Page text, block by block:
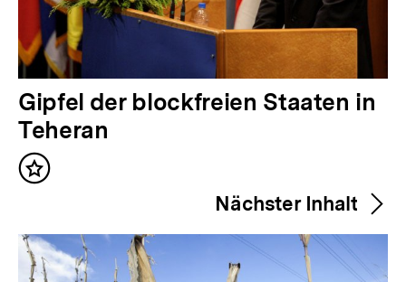
V
o
r
h
r
Gipfel der blockfreien Staaten in
Teheran
Inhalt
Nächster Inhalt